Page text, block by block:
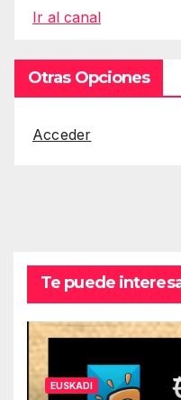
Ir al canal
Otras Opciones
Acceder
Te puede
EUSKADI